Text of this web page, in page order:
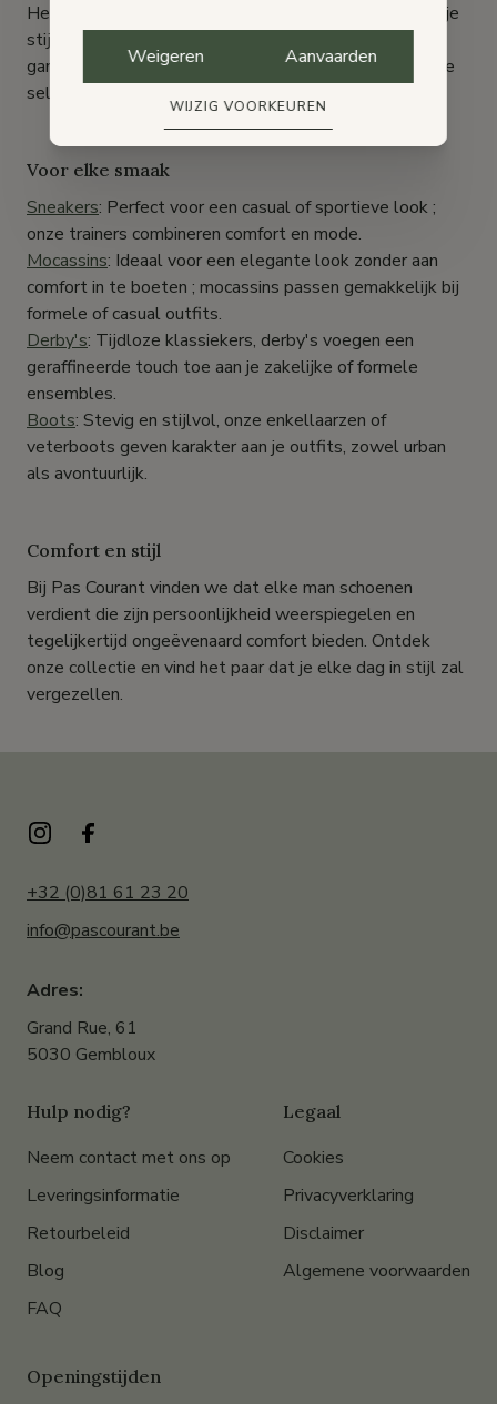
Het kiezen van de juiste herenschoenen is cruciaal om je
stijl te laten gelden en je dagelijkse comfort te
garanderen. Bij Pas Courant bieden we een gevarieerde
selectie aan voor alle gelegenheden en voorkeuren.
Voor elke smaak
Sneakers: Perfect voor een casual of sportieve look ;
onze trainers combineren comfort en mode.
Mocassins: Ideaal voor een elegante look zonder aan
comfort in te boeten ; mocassins passen gemakkelijk bij
formele of casual outfits.
Derby's: Tijdloze klassiekers, derby's voegen een
geraffineerde touch toe aan je zakelijke of formele
ensembles.
Boots: Stevig en stijlvol, onze enkellaarzen of
veterboots geven karakter aan je outfits, zowel urban
als avontuurlijk.
Comfort en stijl
Bij Pas Courant vinden we dat elke man schoenen
verdient die zijn persoonlijkheid weerspiegelen en
tegelijkertijd ongeëvenaard comfort bieden. Ontdek
onze collectie en vind het paar dat je elke dag in stijl zal
vergezellen.
+32 (0)81 61 23 20
info@pascourant.be
Adres:
Grand Rue, 61
5030 Gembloux
Hulp nodig?
Neem contact met ons op
Leveringsinformatie
Retourbeleid
Blog
FAQ
Legaal
Cookies
Privacyverklaring
Disclaimer
Algemene voorwaarden
Openingstijden
Weigeren Aanvaarden
WIJZIG VOORKEUREN